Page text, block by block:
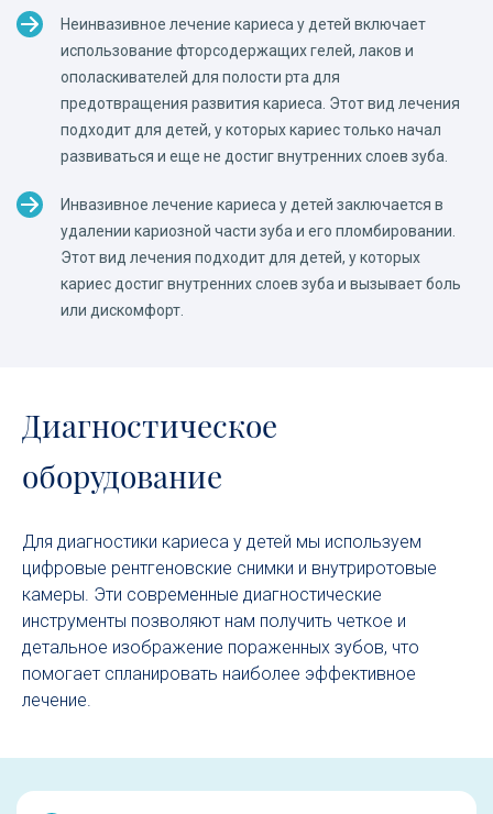
Неинвазивное лечение кариеса у детей включает
использование фторсодержащих гелей, лаков и
ополаскивателей для полости рта для
предотвращения развития кариеса. Этот вид лечения
подходит для детей, у которых кариес только начал
развиваться и еще не достиг внутренних слоев зуба.
Инвазивное лечение кариеса у детей заключается в
удалении кариозной части зуба и его пломбировании.
Этот вид лечения подходит для детей, у которых
кариес достиг внутренних слоев зуба и вызывает боль
или дискомфорт.
Диагностическое
оборудование
Для диагностики кариеса у детей мы используем
цифровые рентгеновские снимки и внутриротовые
камеры. Эти современные диагностические
инструменты позволяют нам получить четкое и
детальное изображение пораженных зубов, что
помогает спланировать наиболее эффективное
лечение.